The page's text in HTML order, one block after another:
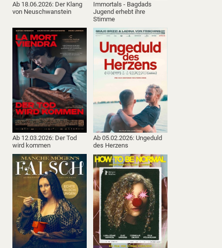
Ab 18.06.2026: Der Klang
von Neuschwanstein
Immortals - Bagdads
Jugend erhebt ihre
Stimme
Ab 12.03.2026: Der Tod
wird kommen
Ab 05.02.2026: Ungeduld
des Herzens